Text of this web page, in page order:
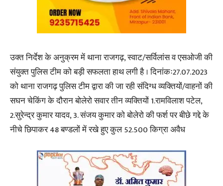
उक्त निर्देश के अनुक्रम में थाना राजगढ़, स्वाट/सर्विलांस व एसओजी की
संयुक्त पुलिस टीम को बड़ी सफलता हाथ लगी है । दिनांकः27.07.2023
को थाना राजगढ़ पुलिस टीम द्वारा की जा रही संदिग्ध व्यक्तियों/वाहनों की
सघन चेकिंग के दौरान बोलेरो सवार तीन व्यक्तियों 1.रामविलाश पटेल,
2.सुरेन्द्र कुमार यादव, 3. संजय कुमार को बोलेरो की फर्श पर बीछे गद्दे के
नीचे छिपाकर 48 बण्डलों में रखे हुए कुल 52.500 किग्रा अवैध